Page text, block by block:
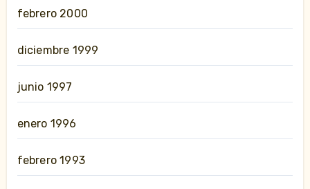
febrero 2000
diciembre 1999
junio 1997
enero 1996
febrero 1993